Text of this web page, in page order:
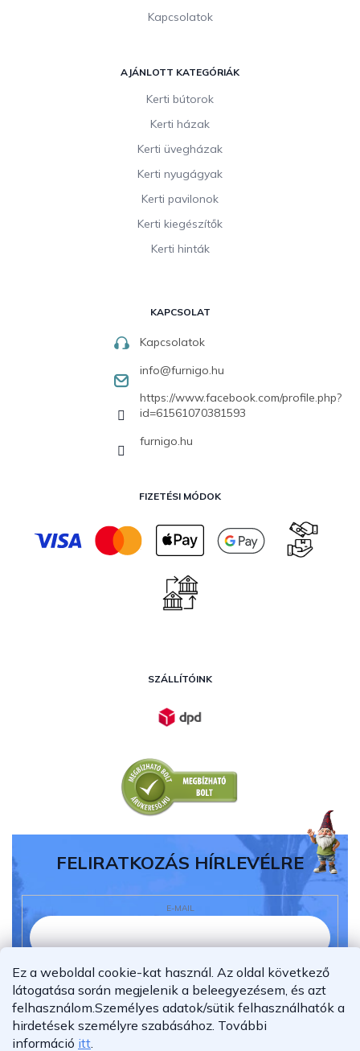
Ez a weboldal cookie-kat használ. Az oldal következő
látogatása során megjelenik a beleegyezésem, és azt
felhasználom.Személyes adatok/sütik felhasználhatók a
hirdetések személyre szabásához. További
információ itt.
Kapcsolatok
AJÁNLOTT KATEGÓRIÁK
Kerti bútorok
Kerti házak
Kerti üvegházak
Kerti nyugágyak
Kerti pavilonok
Kerti kiegészítők
Kerti hinták
KAPCSOLAT
Kapcsolatok
info@furnigo.hu
https://www.facebook.com/profile.php?
id=61561070381593
furnigo.hu
FIZETÉSI MÓDOK
SZÁLLÍTÓINK
FELIRATKOZÁS HÍRLEVÉLRE
E-MAIL
Elolvastam és megértettem azadatvédelmi
nyilatkozatot.
Feliratkozás